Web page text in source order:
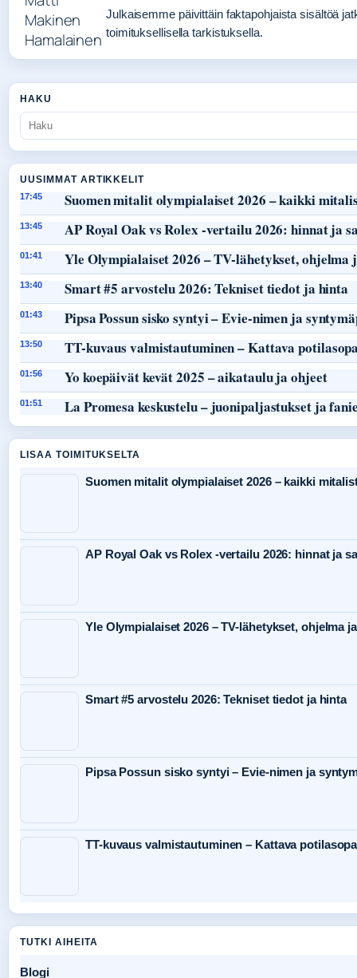
Julkaisemme päivittäin faktapohjaista sisältöä
toimituksellisella tarkistuksella.
HAKU
UUSIMMAT ARTIKKELIT
17:45 Suomen mitalit olympialaiset 2026 – kaikki
13:45 AP Royal Oak vs Rolex -vertailu 2026: hinnat ja
01:41 Yle Olympialaiset 2026 – TV-lähetykset, ohjelma
13:40 Smart #5 arvostelu 2026: Tekniset tiedot ja hinta
01:43 Pipsa Possun sisko syntyi – Evie-nimen ja
13:50 TT-kuvaus valmistautuminen – Kattava
01:56 Yo koepäivät kevät 2025 – aikataulu ja ohjeet
01:51 La Promesa keskustelu – juonipaljastukset ja
LISAA TOIMITUKSELTA
Suomen mitalit olympialaiset 2026 – kaikki
AP Royal Oak vs Rolex -vertailu 2026: hinnat ja
Yle Olympialaiset 2026 – TV-lähetykset, ohjelma
Smart #5 arvostelu 2026: Tekniset tiedot ja hinta
Pipsa Possun sisko syntyi – Evie-nimen ja
TT-kuvaus valmistautuminen – Kattava
TUTKI AIHEITA
Blogi